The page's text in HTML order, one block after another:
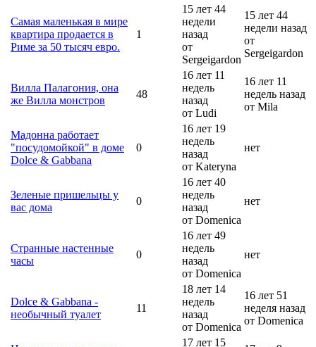
Самая маленькая в мире
квартира продается в
Риме за 50 тысяч евро.
1
15 лет 44
недели
назад
от
Sergeigardon
15 лет 44
недели назад
от
Sergeigardon
Вилла Палагония, она
же Вилла монстров
48
16 лет 11
недель
назад
от Ludi
16 лет 11
недель назад
от Mila
Мадонна работает
"посудомойкой" в доме
Dolce & Gabbana
0
16 лет 19
недель
назад
от Kateryna
нет
Зеленые пришельцы у
вас дома
0
16 лет 40
недель
назад
от Domenica
нет
Странные настенные
часы
0
16 лет 49
недель
назад
от Domenica
нет
Dolce & Gabbana -
необычный туалет
11
18 лет 14
недель
назад
от Domenica
16 лет 51
неделя назад
от Domenica
17 лет 15